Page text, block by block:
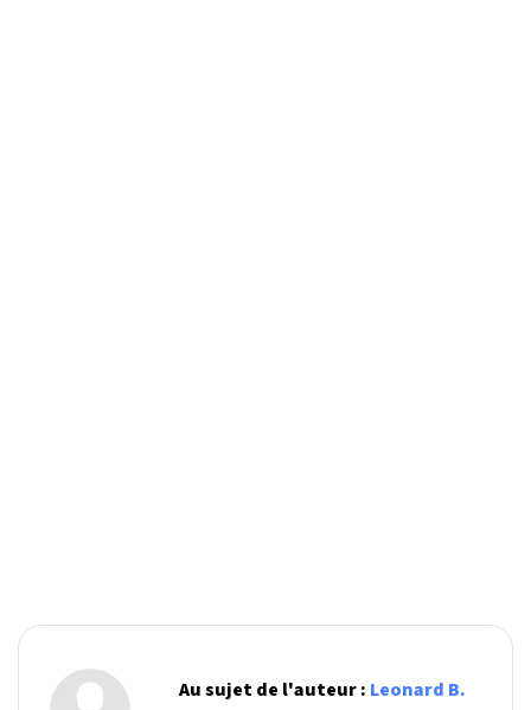
Au sujet de l'auteur : Leonard B.